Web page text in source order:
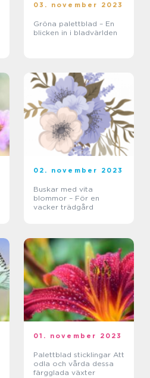
03. november 2023
Gröna palettblad – En
blicken in i bladvärlden
02. november 2023
Buskar med vita
blommor – För en
vacker trädgård
01. november 2023
Palettblad sticklingar Att
odla och vårda dessa
färgglada växter